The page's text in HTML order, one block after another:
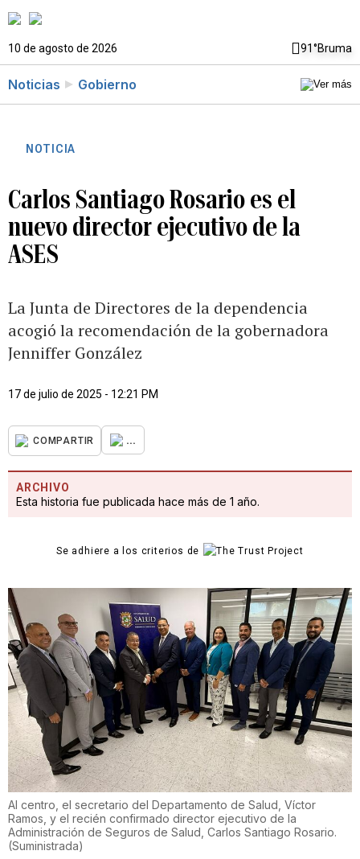
10 de agosto de 2026 91°Bruma
Noticias Gobierno
NOTICIA
Carlos Santiago Rosario es el
nuevo director ejecutivo de la
ASES
La Junta de Directores de la dependencia
acogió la recomendación de la gobernadora
Jenniffer González
17 de julio de 2025 - 12:21 PM
COMPARTIR ...
ARCHIVO
Esta historia fue publicada hace más de 1 año.
Se adhiere a los criterios de
Al centro, el secretario del Departamento de Salud, Víctor
Ramos, y el recién confirmado director ejecutivo de la
Administración de Seguros de Salud, Carlos Santiago Rosario.
(Suministrada)